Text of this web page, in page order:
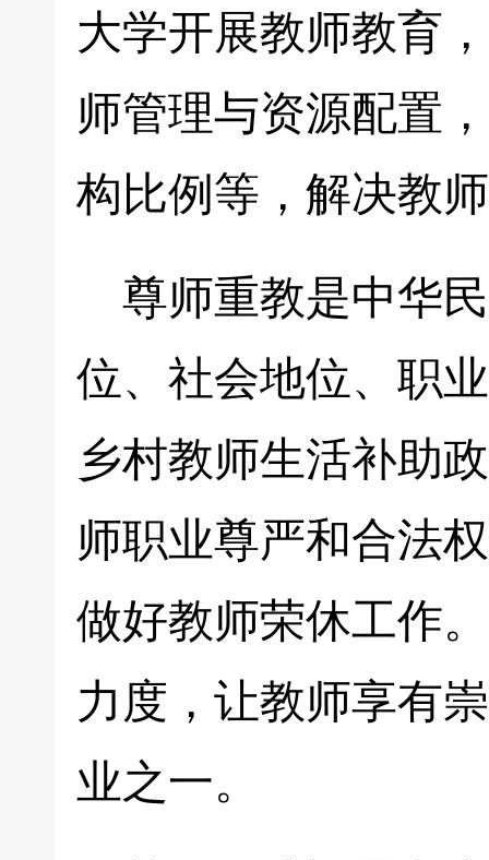
大学开展教师教育
师管理与资源配置
构比例等，解决教
尊师重教是中华
位、社会地位、职
乡村教师生活补助
师职业尊严和合法
做好教师荣休工作
力度，让教师享有
业之一。